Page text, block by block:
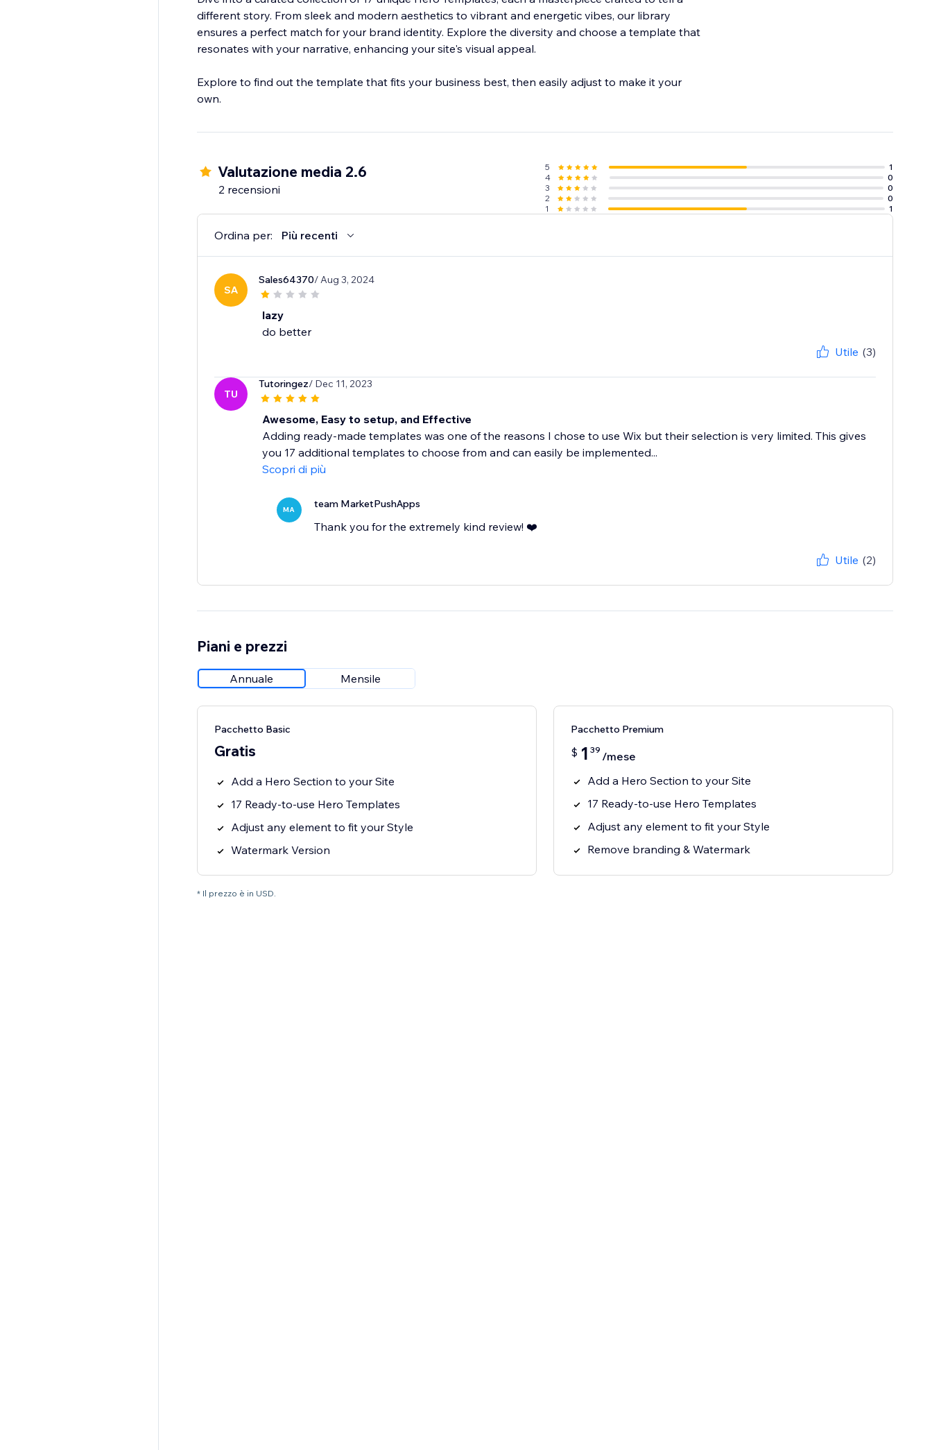
different story. From sleek and modern aesthetics to vibrant and energetic vibes, our library
ensures a perfect match for your brand identity. Explore the diversity and choose a template that
resonates with your narrative, enhancing your site's visual appeal.
Explore to find out the template that fits your business best, then easily adjust to make it your
Valutazione media 2.6
2 recensioni
5
1
4
0
3
0
2
0
1
1
Ordina per: Più recenti
SA
Sales64370/ Aug 3, 2024
lazy
do better
Utile (3)
TU
Tutoringez/ Dec 11, 2023
Awesome, Easy to setup, and Effective
Adding ready-made templates was one of the reasons I chose to use Wix but their selection is very limited. This gives
you 17 additional templates to choose from and can easily be implemented...
Scopri di più
MA team MarketPushApps
Thank you for the extremely kind review! ❤️
Utile (2)
Piani e prezzi
Annuale Mensile
Pacchetto Basic
Gratis
Add a Hero Section to your Site
17 Ready-to-use Hero Templates
Adjust any element to fit your Style
Watermark Version
Pacchetto Premium
$ 1 39 /mese
Add a Hero Section to your Site
17 Ready-to-use Hero Templates
Adjust any element to fit your Style
Remove branding & Watermark
* Il prezzo è in USD.